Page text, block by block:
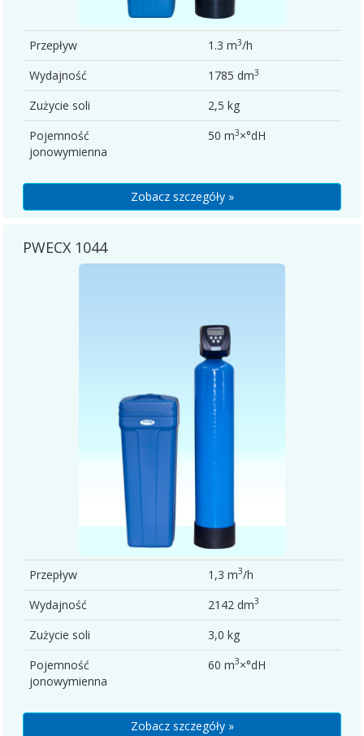
Przepływ 1.3 m3/h
Wydajność
1785 dm3
Zużycie soli
2,5 kg
Pojemność
jonowymienna
50 m3×°dH
Zobacz szczegóły »
PWECX 1044
Przepływ 1,3 m3/h
Wydajność
2142 dm3
Zużycie soli
3,0 kg
Pojemność
jonowymienna
60 m3×°dH
Zobacz szczegóły »